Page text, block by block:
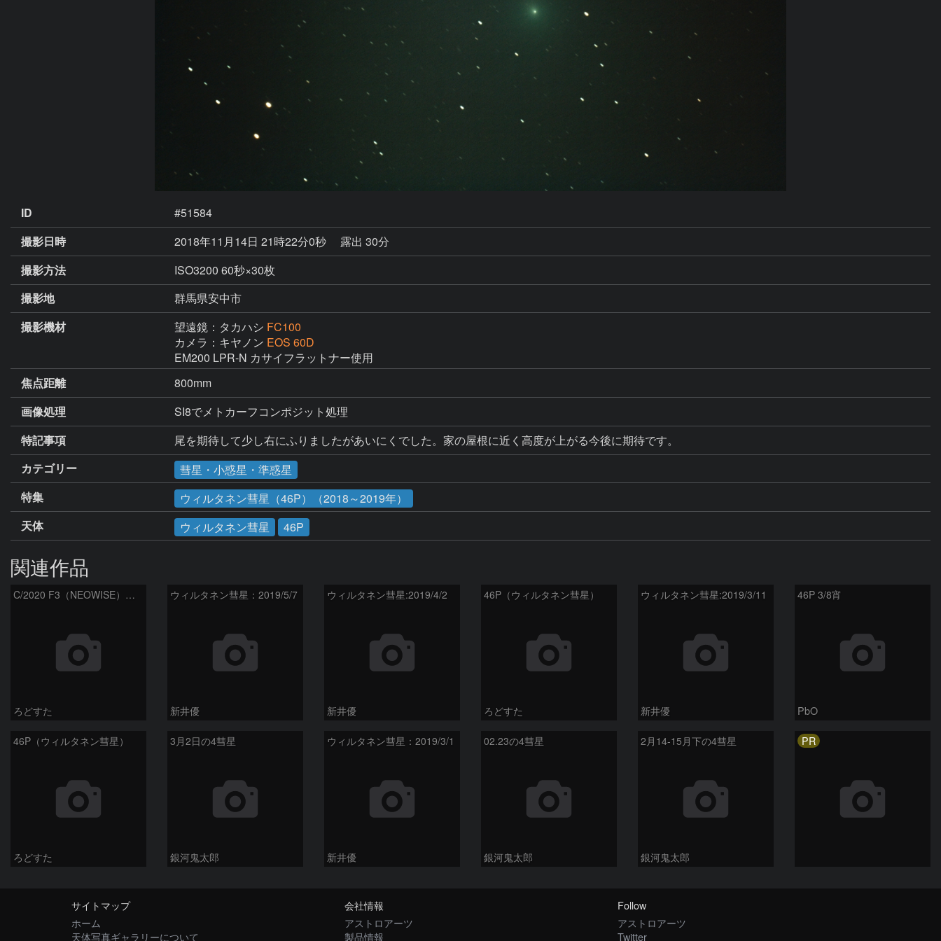
ID
#51584
撮影日時
2018年11月14日 21時22分0秒
露出 30分
撮影方法
ISO3200 60秒×30枚
撮影地
群馬県安中市
撮影機材
望遠鏡：タカハシ FC100
カメラ：キヤノン EOS 60D
EM200 LPR-N カサイフラットナー使用
焦点距離
800mm
画像処理
SI8でメトカーフコンポジット処理
特記事項
尾を期待して少し右にふりましたがあいにくでした。家の屋根に近く高度が上がる今後に期待です。
カテゴリー
彗星・小惑星・準惑星
特集
ウィルタネン彗星（46P）（2018～2019年）
天体
ウィルタネン彗星 46P
関連作品
C/2020 F3（NEOWISE）の大きさを比較（180mmレンズ）
ろどすた
ウィルタネン彗星：2019/5/7
新井優
ウィルタネン彗星:2019/4/2
新井優
46P（ウィルタネン彗星）
ろどすた
ウィルタネン彗星:2019/3/11
新井優
46P 3/8宵
PbO
46P（ウィルタネン彗星）
ろどすた
3月2日の4彗星
銀河鬼太郎
ウィルタネン彗星：2019/3/1
新井優
02.23の4彗星
銀河鬼太郎
2月14-15月下の4彗星
銀河鬼太郎
PR
サイトマップ
ホーム
天体写真ギャラリーについて
会社情報
アストロアーツ
製品情報
Follow
アストロアーツ
Twitter